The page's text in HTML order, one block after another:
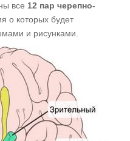
все 12 пар черепно-
о которых будет
и рисунками.